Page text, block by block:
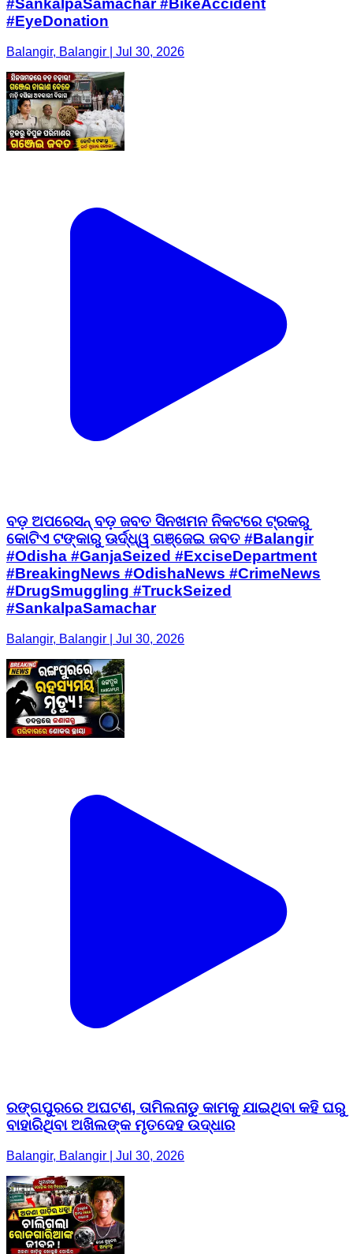
#SankalpaSamachar #BikeAccident
#EyeDonation
Balangir, Balangir | Jul 30, 2026
ବଡ଼ ଅପରେସନ୍ ବଡ଼ ଜବତ ସିନଖମନ ନିକଟରେ ଟ୍ରକରୁ
କୋଟିଏ ଟଙ୍କାରୁ ଊର୍ଦ୍ଧ୍ୱ ଗଞ୍ଜେଇ ଜବତ #Balangir
#Odisha #GanjaSeized #ExciseDepartment
#BreakingNews #OdishaNews #CrimeNews
#DrugSmuggling #TruckSeized
#SankalpaSamachar
Balangir, Balangir | Jul 30, 2026
ରଙ୍ଗପୁରରେ ଅଘଟଣ, ତାମିଲନାଡୁ କାମକୁ ଯାଇଥିବା କହି ଘରୁ
ବାହାରିଥିବା ଅଖିଲଙ୍କ ମୃତଦେହ ଉଦ୍ଧାର
Balangir, Balangir | Jul 30, 2026